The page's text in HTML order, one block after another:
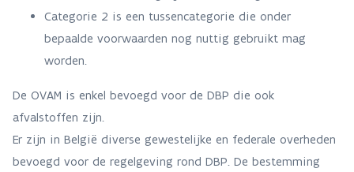
Categorie 2 is een tussencategorie die onder
bepaalde voorwaarden nog nuttig gebruikt mag
worden.
De OVAM is enkel bevoegd voor de DBP die ook
afvalstoffen zijn.
Er zijn in België diverse gewestelijke en federale overheden
bevoegd voor de regelgeving rond DBP. De bestemming